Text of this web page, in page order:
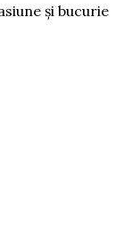
și bucurie